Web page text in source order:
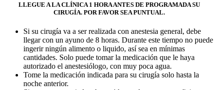
LLEGUE A LA CLÍNICA 1 HORA ANTES DE PROGRAMADA SU
CIRUGÍA. POR FAVOR SEA PUNTUAL.
Si su cirugía va a ser realizada con anestesia general, debe
llegar con un ayuno de 8 horas. Durante este tiempo no puede
ingerir ningún alimento o liquido, así sea en mínimas
cantidades. Solo puede tomar la medicación que le haya
autorizado el anestesiólogo, con muy poca agua.
Tome la medicación indicada para su cirugía solo hasta la
noche anterior.